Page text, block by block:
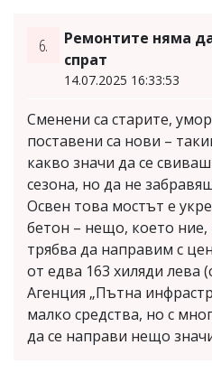
6.
Ремонтите няма
спрат
14.07.2025 16:33:53
Сменени са старите,
поставени са нови –
какво значи да се
сезона, но да не
Освен това мостът е
бетон – нещо, което
трябва да направим с
от едва 163 хиляди лева
Агенция „Пътна
малко средства, но с
да се направи нещо